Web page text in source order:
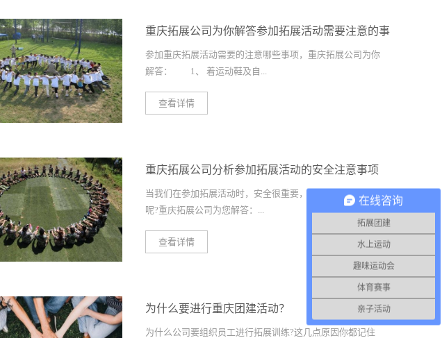
重庆拓展公司为你解答参加拓展活动需要注意的事
项
参加重庆拓展活动需要的注意哪些事项，重庆拓展公司为你
解答： 1、 着运动鞋及自...
不得参加本活动; 3、 在无教官指导的情况，任何人不得
擅自攀爬高空项目，下水游泳或其它任何危险活动。
4、在训练期间，除特殊情况外，学员不得外出，学员若要
请假外出，必须向教官提出申请，经核 准后方可离开;
5、培训期间如感到身体不适要及时向带队教官报告;
6、主动沟通和交换训练感受，总结训练成果，诚恳助人，
勇于负责，建立良好的团队氛围。训练营结下的友谊和体验
查看详情
重庆拓展公司分析参加拓展活动的安全注意事项
当我们在参加拓展活动时，安全很重要，具体需要注意什么
呢?重庆拓展公司为您解答：...
在许多情况下，我们去的基地是一些陌生的基地。我们
熟悉这些基地的设备和培训设施是非常重要的。最好的方法
是提前去基地或公司了解基地设备的维护记录或磨损情况。
现场调查是一个非常重要的环节。然 而，许多选择扩展
的朋友没有进行现场调查。此外，一些扩展公司没有进行检
查看详情
为什么要进行重庆团建活动？
为什么公司要组织员工进行拓展训练?这几点原因你都记住
在线咨询
拓展团建
水上运动
趣味运动会
体育赛事
亲子活动